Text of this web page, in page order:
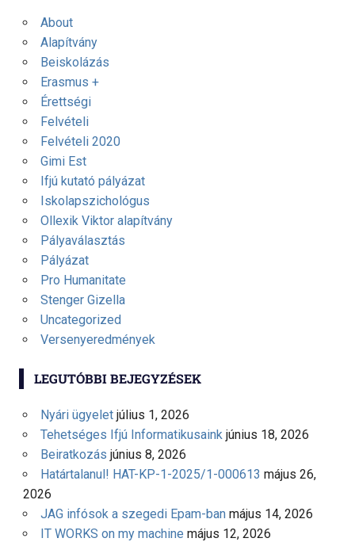
About
Alapítvány
Beiskolázás
Erasmus +
Érettségi
Felvételi
Felvételi 2020
Gimi Est
Ifjú kutató pályázat
Iskolapszichológus
Ollexik Viktor alapítvány
Pályaválasztás
Pályázat
Pro Humanitate
Stenger Gizella
Uncategorized
Versenyeredmények
LEGUTÓBBI BEJEGYZÉSEK
Nyári ügyelet július 1, 2026
Tehetséges Ifjú Informatikusaink június 18, 2026
Beiratkozás június 8, 2026
Határtalanul! HAT-KP-1-2025/1-000613 május 26,
2026
JAG infósok a szegedi Epam-ban május 14, 2026
IT WORKS on my machine május 12, 2026